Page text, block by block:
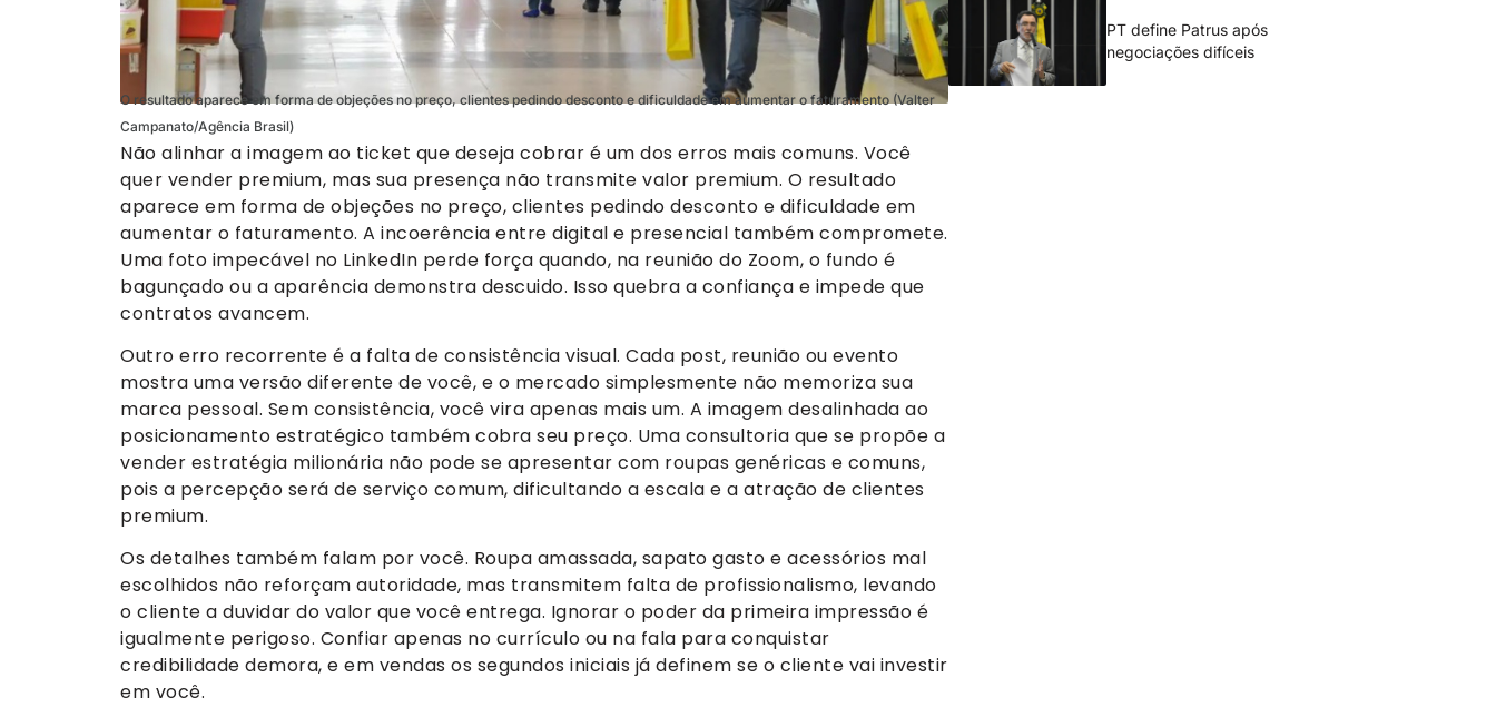
O resultado aparece em forma de objeções no preço, clientes pedindo desconto e dificuldade em aumentar o faturamento (Valter
Campanato/Agência Brasil)
Não alinhar a imagem ao ticket que deseja cobrar é um dos erros mais comuns. Você
quer vender premium, mas sua presença não transmite valor premium. O resultado
aparece em forma de objeções no preço, clientes pedindo desconto e dificuldade em
aumentar o faturamento. A incoerência entre digital e presencial também compromete.
Uma foto impecável no LinkedIn perde força quando, na reunião do Zoom, o fundo é
bagunçado ou a aparência demonstra descuido. Isso quebra a confiança e impede que
contratos avancem.
Outro erro recorrente é a falta de consistência visual. Cada post, reunião ou evento
mostra uma versão diferente de você, e o mercado simplesmente não memoriza sua
marca pessoal. Sem consistência, você vira apenas mais um. A imagem desalinhada ao
posicionamento estratégico também cobra seu preço. Uma consultoria que se propõe a
vender estratégia milionária não pode se apresentar com roupas genéricas e comuns,
pois a percepção será de serviço comum, dificultando a escala e a atração de clientes
premium.
Os detalhes também falam por você. Roupa amassada, sapato gasto e acessórios mal
escolhidos não reforçam autoridade, mas transmitem falta de profissionalismo, levando
o cliente a duvidar do valor que você entrega. Ignorar o poder da primeira impressão é
igualmente perigoso. Confiar apenas no currículo ou na fala para conquistar
credibilidade demora, e em vendas os segundos iniciais já definem se o cliente vai investir
em você.
PT define Patrus após
negociações difíceis